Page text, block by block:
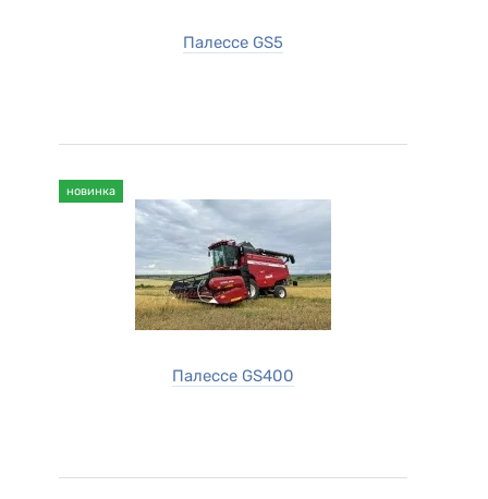
Палессе GS5
Палессе GS400
новинка